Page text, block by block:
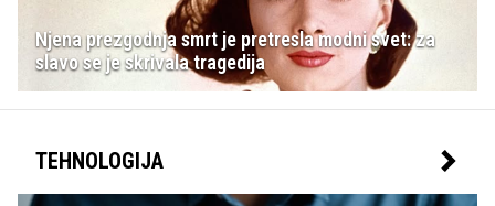
Njena prezgodnja smrt je pretresla modni svet: za
slavo se je skrivala tragedija
TEHNOLOGIJA